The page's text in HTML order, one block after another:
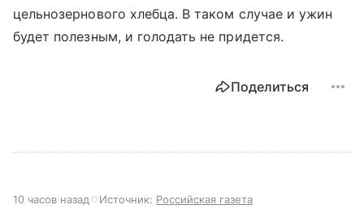
цельнозернового хлебца. В таком случае и ужин
будет полезным, и голодать не придется.
Поделиться
10 часов назад Источник: Российская газета